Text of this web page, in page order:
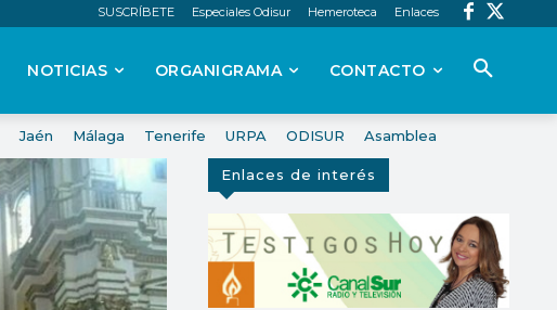
SUSCRÍBETE Especiales Odisur Hemeroteca Enlaces
NOTICIAS ORGANIGRAMA CONTACTO
Jaén Málaga Tenerife URPA ODISUR Asamblea
Enlaces de interés